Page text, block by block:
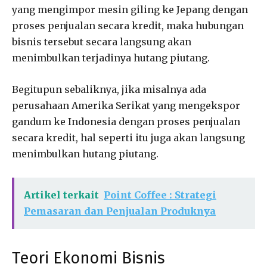
yang mengimpor mesin giling ke Jepang dengan
proses penjualan secara kredit, maka hubungan
bisnis tersebut secara langsung akan
menimbulkan terjadinya hutang piutang.
Begitupun sebaliknya, jika misalnya ada
perusahaan Amerika Serikat yang mengekspor
gandum ke Indonesia dengan proses penjualan
secara kredit, hal seperti itu juga akan langsung
menimbulkan hutang piutang.
Artikel terkait Point Coffee : Strategi
Pemasaran dan Penjualan Produknya
Teori Ekonomi Bisnis